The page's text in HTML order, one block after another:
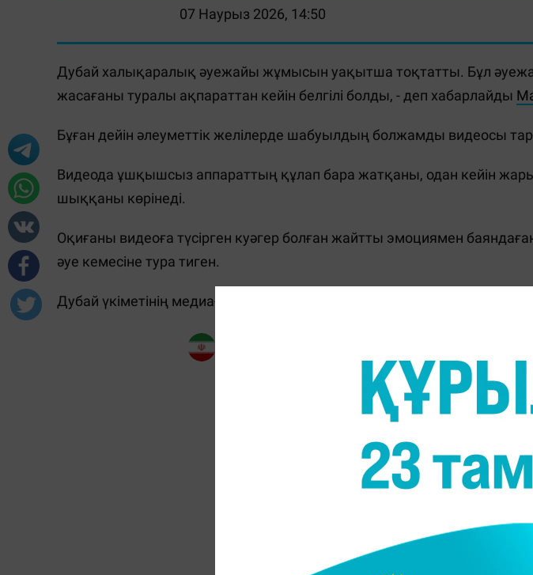
07 Наурыз 2026, 14:50
Дубай халықаралық әуежайы жұмысын уақытша тоқтатты. Бұл
жасағаны туралы ақпараттан кейін белгілі болды, - деп хабарлайды
Бұған дейін әлеуметтік желілерде шабуылдың болжамды видеосы
Видеода ұшқышсыз аппараттың құлап бара жатқаны, одан кейін
шыққаны көрінеді.
Оқиғаны видеоға түсірген куәгер болған жайтты эмоциямен
әуе кемесіне тура тиген.
Дубай үкіметінің медиа-кеңсесі әуе айлағының жұмысы уақытша